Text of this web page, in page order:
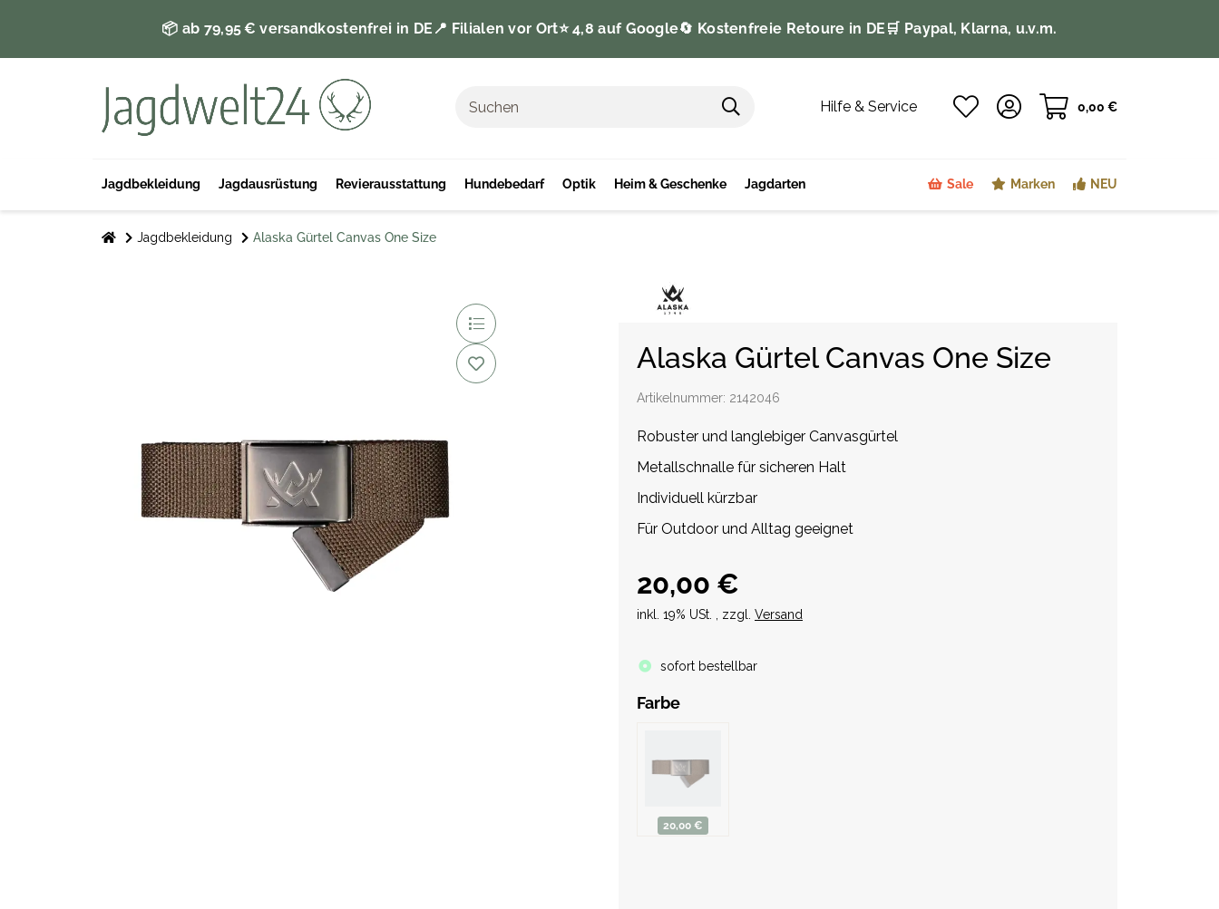
📦 ab 79,95 € versandkostenfrei in DE 📍 Filialen vor Ort⭐️ 4,8 auf Google🔄 Kostenfreie Retoure in DE 🛒 Paypal, Klarna, u.v.m.
Hilfe & Service 0,00 €
Jagdbekleidung Jagdausrüstung Revierausstattung Hundebedarf Optik Heim & Geschenke Jagdarten Sale Marken NEU
Jagdbekleidung Alaska Gürtel Canvas One Size
Alaska Gürtel Canvas One Size
Artikelnummer: 2142046
Robuster und langlebiger Canvasgürtel
Metallschnalle für sicheren Halt
Individuell kürzbar
Für Outdoor und Alltag geeignet
20,00 €
inkl. 19% USt. , zzgl. Versand
sofort bestellbar
Farbe
20,00 €